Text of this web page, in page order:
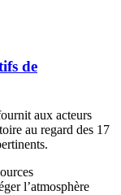
de
aux acteurs
au regard des 17
l’atmosphère